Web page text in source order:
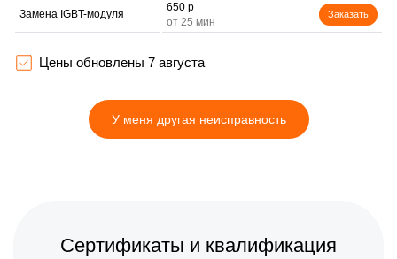
Замена IGBT-модуля
650 р
Заказать
Цены обновлены 7 августа
У меня другая неисправность
Сертификаты и квалификация